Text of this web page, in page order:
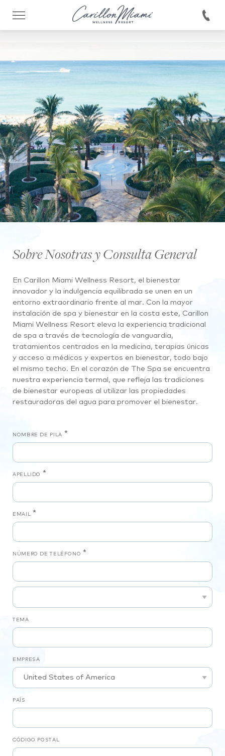
Sobre Nosotras y Consulta General
En Carillon Miami Wellness Resort, el bienestar
innovador y la indulgencia equilibrada se unen en un
entorno extraordinario frente al mar. Con la mayor
instalación de spa y bienestar en la costa este, Carillon
Miami Wellness Resort eleva la experiencia tradicional
de spa a través de tecnología de vanguardia,
tratamientos centrados en la medicina, terapias únicas
y acceso a médicos y expertos en bienestar, todo bajo
el mismo techo. En el corazón de The Spa se encuentra
nuestra experiencia termal, que refleja las tradiciones
de bienestar europeas al utilizar las propiedades
restauradoras del agua para promover el bienestar.
NOMBRE DE PILA *
APELLIDO *
EMAIL *
NÚMERO DE TELÉFONO *
TEMA
EMPRESA
PAÍS
CÓDIGO POSTAL